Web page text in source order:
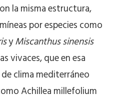
la misma estructura,
por especies como
yMiscanthus sinensis
vivaces, que en esa
clima mediterráneo
Achillea millefolium